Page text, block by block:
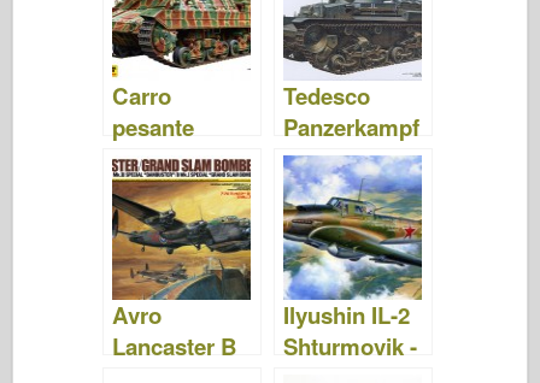
d o
n
Carro
pesante
italiano P40 –
Tamiya 89792
Tedesco
Panzerkampf
wagen 35(t) –
Tamiya 25112
Avro
Lancaster B
Ilyushin IL-2
Shturmovik -